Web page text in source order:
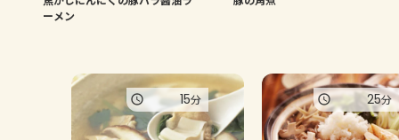
ーメン
15分 25分